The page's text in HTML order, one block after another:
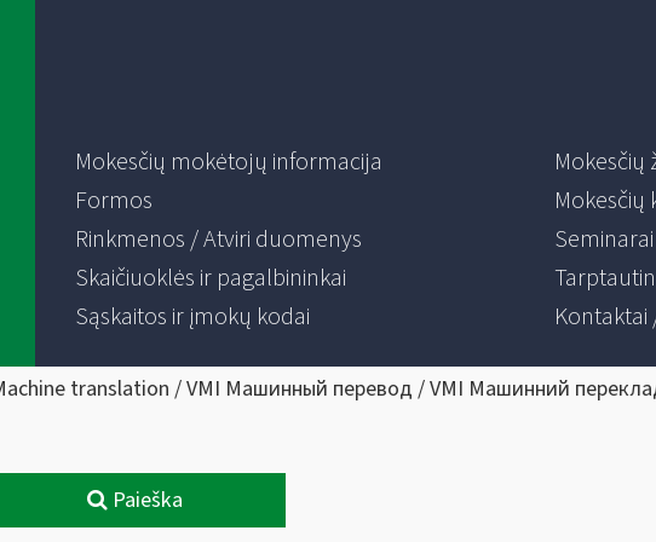
Mokesčių mokėtojų informacija
Formos
Rinkmenos / Atviri duomenys
Skaičiuoklės ir pagalbininkai
Sąskaitos ir įmokų kodai
Mokesčių
Seminarai
Kontaktai
translation / VMI Машинный перевод / VMI Машинний
Paieška